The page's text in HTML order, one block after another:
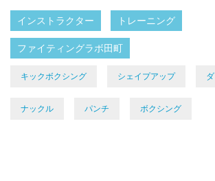
インストラクター トレーニング
ファイティングラボ田町
キックボクシング シェイプアップ
ナックル パンチ ボクシング